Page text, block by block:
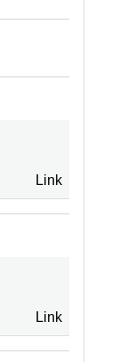
Link
Link